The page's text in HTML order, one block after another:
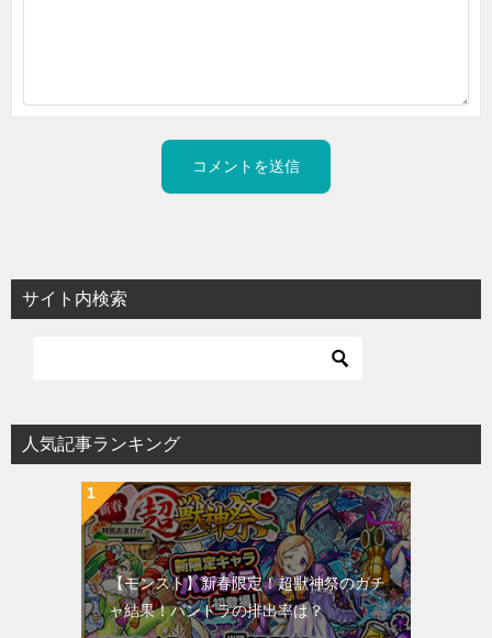
サイト内検索
人気記事ランキング
【モンスト】新春限定！超獣神祭のガチ
ャ結果！パンドラの排出率は？